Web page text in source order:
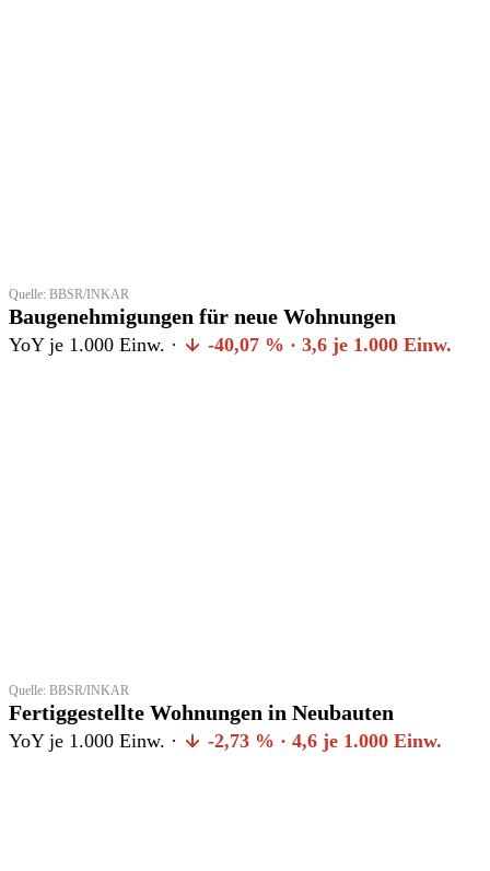
Quelle: BBSR/INKAR
Baugenehmigungen für neue Wohnungen
YoY je 1.000 Einw. · -40,07 % · 3,6 je 1.000 Einw.
Quelle: BBSR/INKAR
Fertiggestellte Wohnungen in Neubauten
YoY je 1.000 Einw. · -2,73 % · 4,6 je 1.000 Einw.